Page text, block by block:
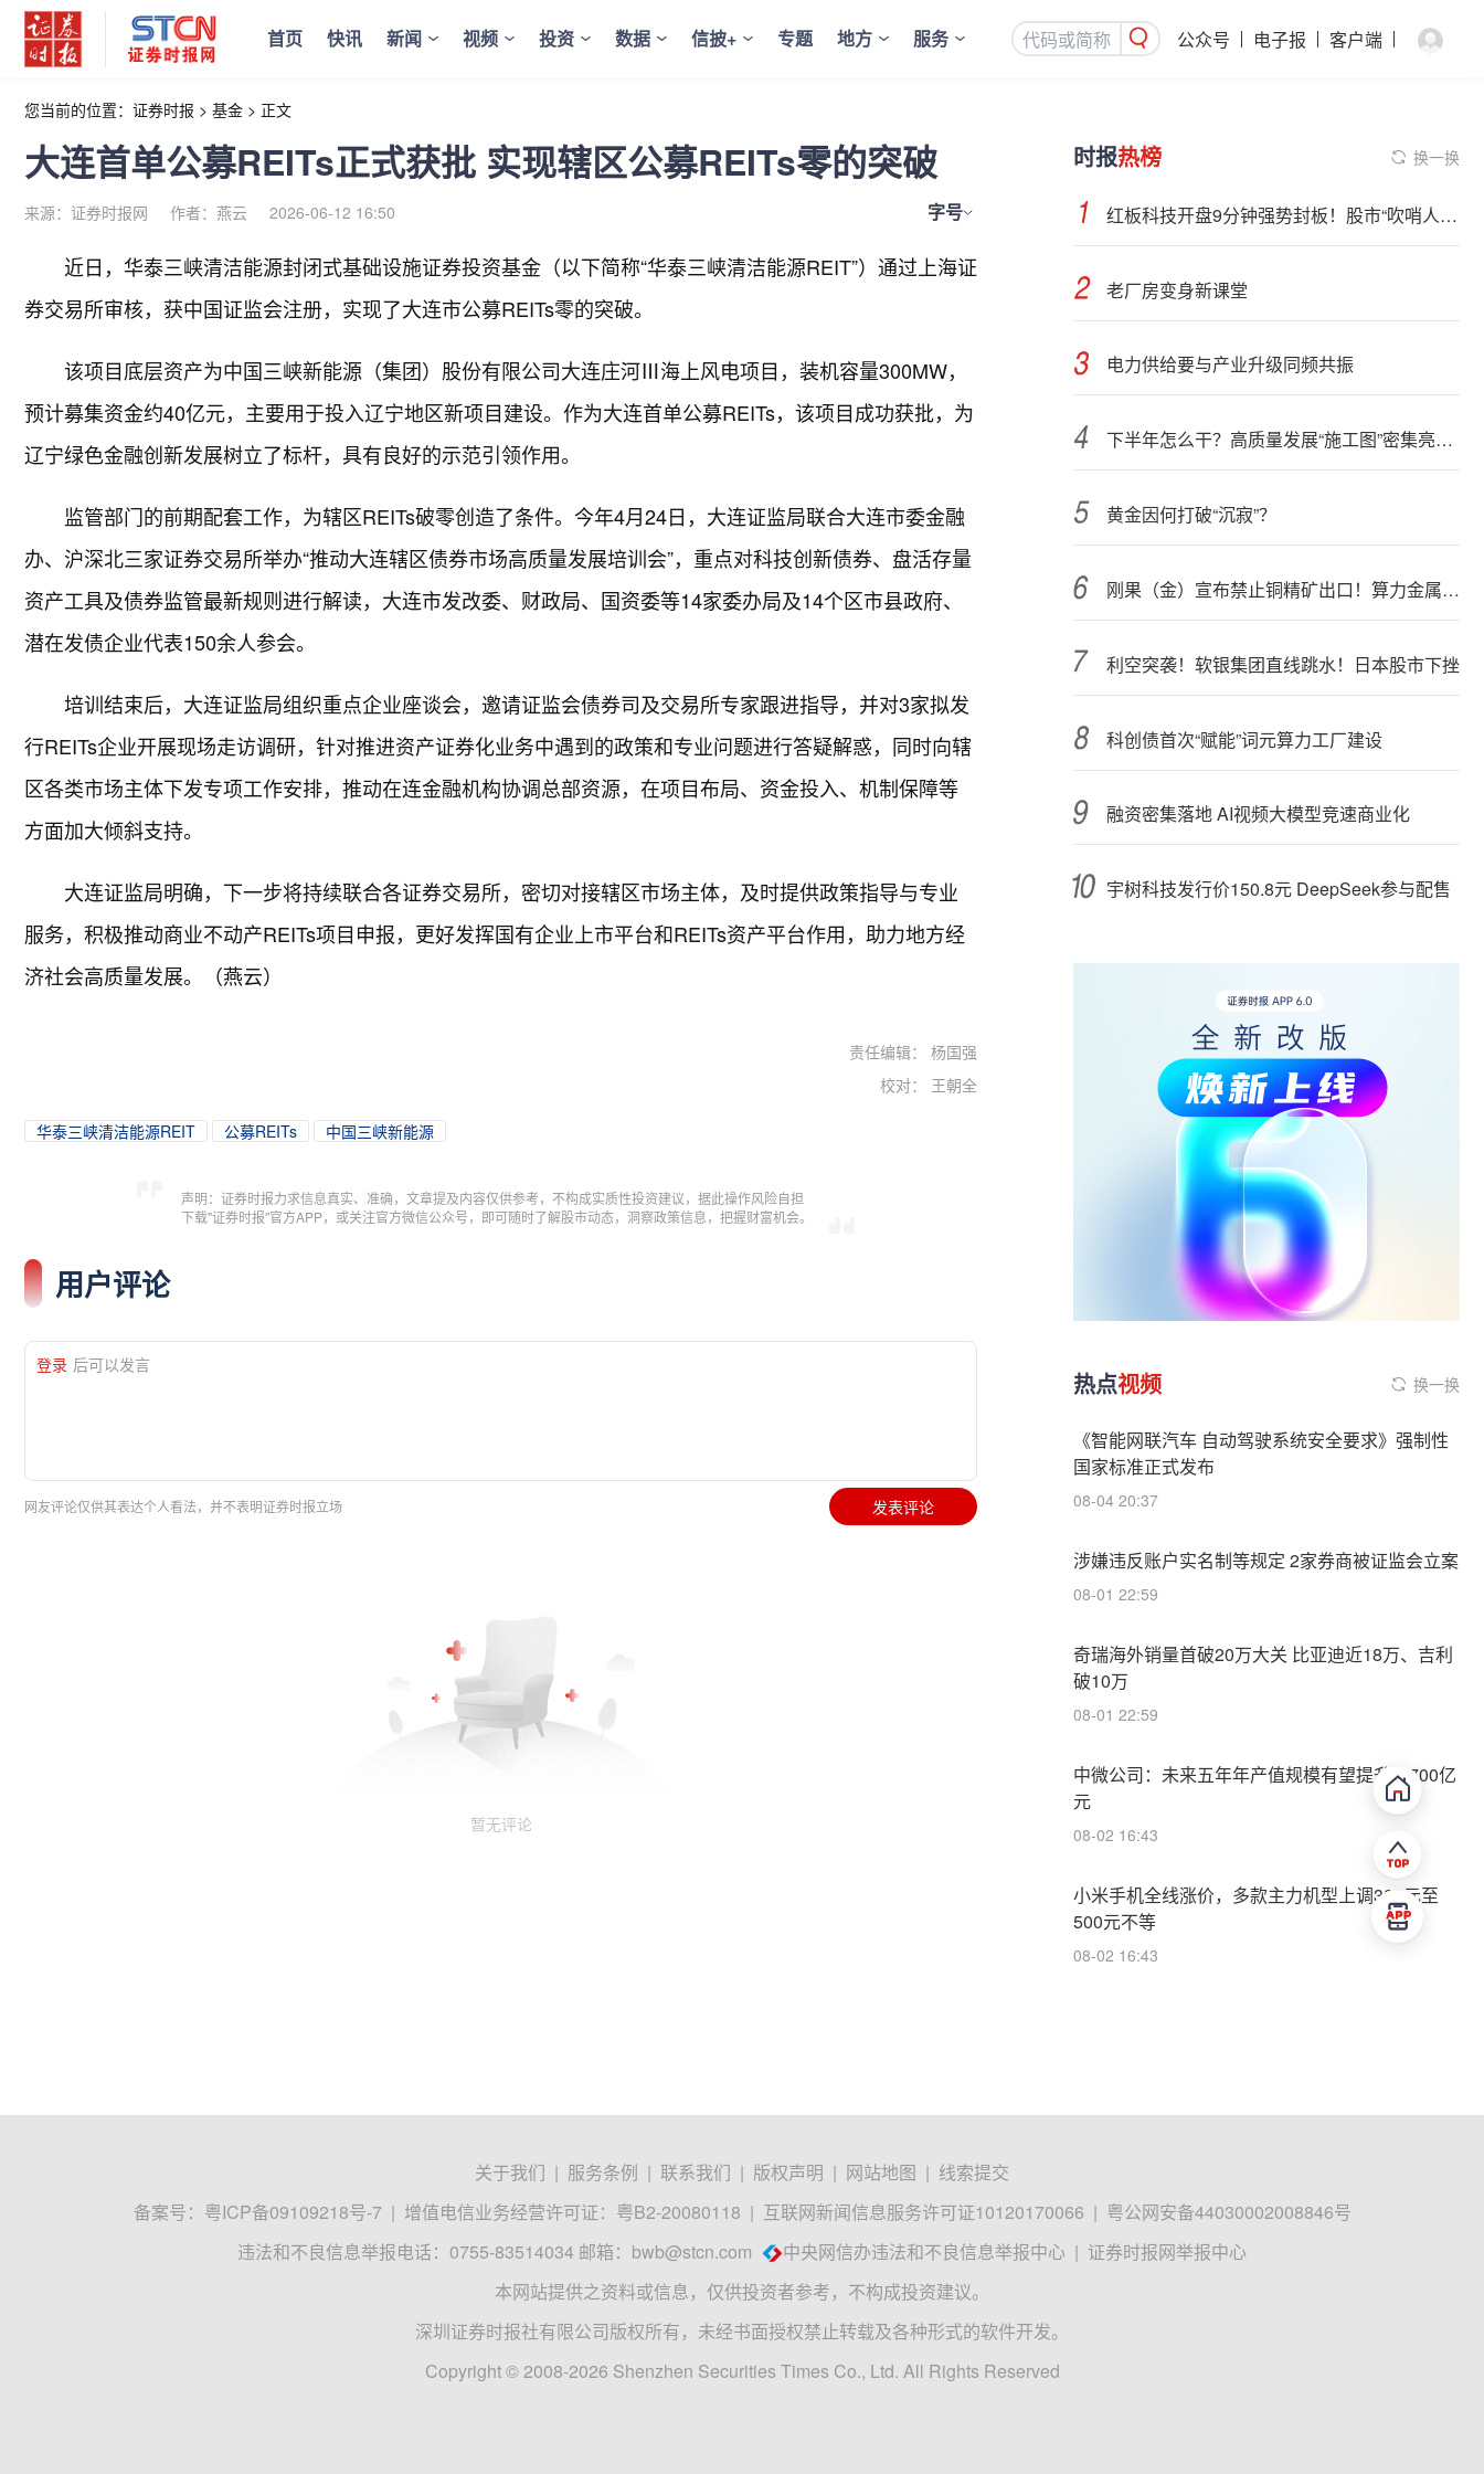
首页 快讯 新闻 视频 投资 数据 信披+ 专题 地方 服务 公众号 电子报 客户端
您当前的位置： 证券时报 > 基金 > 正文
大连首单公募REITs正式获批 实现辖区公募REITs零的突破
来源：证券时报网 作者：燕云 2026-06-12 16:50 字号
近日，华泰三峡清洁能源封闭式基础设施证券投资基金（以下简称“华泰三峡清洁能源REIT”）通过上海证
券交易所审核，获中国证监会注册，实现了大连市公募REITs零的突破。
该项目底层资产为中国三峡新能源（集团）股份有限公司大连庄河Ⅲ海上风电项目，装机容量300MW，
预计募集资金约40亿元，主要用于投入辽宁地区新项目建设。作为大连首单公募REITs，该项目成功获批，为
辽宁绿色金融创新发展树立了标杆，具有良好的示范引领作用。
监管部门的前期配套工作，为辖区REITs破零创造了条件。今年4月24日，大连证监局联合大连市委金融
办、沪深北三家证券交易所举办“推动大连辖区债券市场高质量发展培训会”，重点对科技创新债券、盘活存量
资产工具及债券监管最新规则进行解读，大连市发改委、财政局、国资委等14家委办局及14个区市县政府、
潜在发债企业代表150余人参会。
培训结束后，大连证监局组织重点企业座谈会，邀请证监会债券司及交易所专家跟进指导，并对3家拟发
行REITs企业开展现场走访调研，针对推进资产证券化业务中遇到的政策和专业问题进行答疑解惑，同时向辖
区各类市场主体下发专项工作安排，推动在连金融机构协调总部资源，在项目布局、资金投入、机制保障等
方面加大倾斜支持。
大连证监局明确，下一步将持续联合各证券交易所，密切对接辖区市场主体，及时提供政策指导与专业
服务，积极推动商业不动产REITs项目申报，更好发挥国有企业上市平台和REITs资产平台作用，助力地方经
济社会高质量发展。（燕云）
责任编辑： 杨国强
校对： 王朝全
华泰三峡清洁能源REIT 公募REITs 中国三峡新能源
声明：证券时报力求信息真实、准确，文章提及内容仅供参考，不构成实质性投资建议，据此操作风险自担
下载"证券时报"官方APP，或关注官方微信公众号，即可随时了解股市动态，洞察政策信息，把握财富机会。
用户评论
登录 后可以发言
网友评论仅供其表达个人看法，并不表明证券时报立场 发表评论
暂无评论
时报热榜 换一换
红板科技开盘9分钟强势封板！股市“吹哨人”突然改口！市场风向变了？
老厂房变身新课堂
电力供给要与产业升级同频共振
下半年怎么干？高质量发展“施工图”密集亮相 聚焦主业提质增效 国资央企向AI要动能
黄金因何打破“沉寂”？
刚果（金）宣布禁止铜精矿出口！算力金属影响多大？
利空突袭！软银集团直线跳水！日本股市下挫
科创债首次“赋能”词元算力工厂建设
融资密集落地 AI视频大模型竞速商业化
宇树科技发行价150.8元 DeepSeek参与配售
热点视频 换一换
《智能网联汽车 自动驾驶系统安全要求》强制性
国家标准正式发布
08-04 20:37
涉嫌违反账户实名制等规定 2家券商被证监会立案
08-01 22:59
奇瑞海外销量首破20万大关 比亚迪近18万、吉利
破10万
08-01 22:59
中微公司：未来五年年产值规模有望提升至700亿
元
08-02 16:43
小米手机全线涨价，多款主力机型上调300元至
500元不等
08-02 16:43
关于我们 | 服务条例 | 联系我们 | 版权声明 | 网站地图 | 线索提交
备案号： 粤ICP备09109218号-7 | 增值电信业务经营许可证：粤B2-20080118 | 互联网新闻信息服务许可证10120170066 | 粤公网安备44030002008846号
违法和不良信息举报电话：0755-83514034 邮箱： bwb@stcn.com 中央网信办违法和不良信息举报中心 | 证券时报网举报中心
本网站提供之资料或信息，仅供投资者参考，不构成投资建议。
深圳证券时报社有限公司版权所有，未经书面授权禁止转载及各种形式的软件开发。
Copyright © 2008-2026 Shenzhen Securities Times Co., Ltd. All Rights Reserved